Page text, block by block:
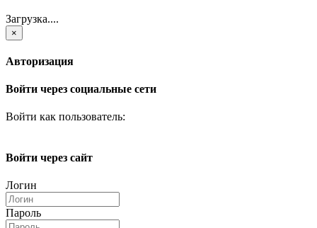
Загрузка....
×
Авторизация
Войти через социальные сети
Войти как пользователь:
Войти через сайт
Логин
Пароль